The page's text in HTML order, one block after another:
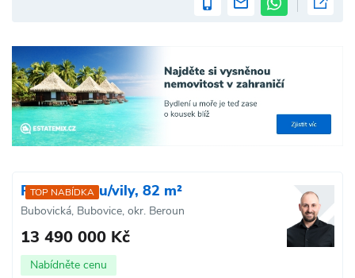
TOP NABÍDKA
Prodej domu/vily, 82 m²
Bubovická, Bubovice, okr. Beroun
13 490 000 Kč
Nabídněte cenu